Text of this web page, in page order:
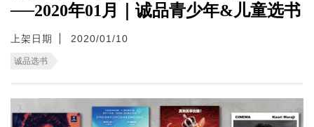
──2020年01月｜诚品青少年&儿童选书
上架日期 2020/01/10
诚品选书